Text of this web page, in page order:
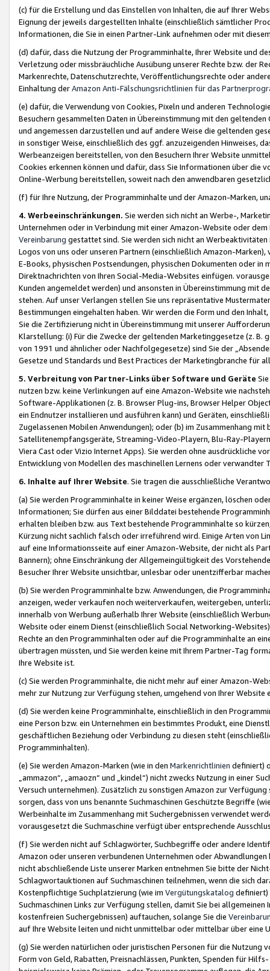
(c) für die Erstellung und das Einstellen von Inhalten, die auf Ihrer
Eignung der jeweils dargestellten Inhalte (einschließlich sämtlicher
Informationen, die Sie in einen Partner-Link aufnehmen oder mit
(d) dafür, dass die Nutzung der Programminhalte, Ihrer Website und
Verletzung oder missbräuchliche Ausübung unserer Rechte bzw. der
Markenrechte, Datenschutzrechte, Veröffentlichungsrechte oder
Einhaltung derAmazon Anti-Fälschungsrichtlinien für das
(e) dafür, die Verwendung von Cookies, Pixeln und anderen
Besuchern gesammelten Daten in Übereinstimmung mit den
und angemessen darzustellen und auf andere Weise die geltenden
in sonstiger Weise, einschließlich des ggf. anzuzeigenden Hinweises,
Werbeanzeigen bereitstellen, von den Besuchern Ihrer Website
Cookies erkennen können und dafür, dass Sie Informationen über die
Online-Werbung bereitstellen, soweit nach den anwendbaren
(f) für Ihre Nutzung, der Programminhalte und der Amazon-Marken,
4. Werbeeinschränkungen. Sie werden sich nicht an Werbe-,
Unternehmen oder in Verbindung mit einer Amazon-Website oder
Vereinbarung gestattet sind. Sie werden sich nicht an
Logos von uns oder unseren Partnern (einschließlich Amazon-
E-Books, physischen Postsendungen, physischen Dokumenten oder in
Direktnachrichten von Ihren Social-Media-Websites einfügen.
Kunden angemeldet werden) und ansonsten in Übereinstimmung mit
stehen. Auf unser Verlangen stellen Sie uns repräsentative
Bestimmungen eingehalten haben. Wir werden die Form und den
Sie die Zertifizierung nicht in Übereinstimmung mit unserer
Klarstellung: (i) Für die Zwecke der geltenden Marketinggesetze (z. B.
von 1991 und ähnlicher oder Nachfolgegesetze) sind Sie der
Gesetze und Standards und Best Practices der Marketingbranche für
5. Verbreitung von Partner-Links über Software und Geräte
nutzen bzw. keine Verlinkungen auf eine Amazon-Website wie
Software-Applikationen (z. B. Browser Plug-ins, Browser Helper
ein Endnutzer installieren und ausführen kann) und Geräten,
Zugelassenen Mobilen Anwendungen); oder (b) im Zusammenhang
Satellitenempfangsgeräte, Streaming-Video-Playern, Blu-Ray-
Viera Cast oder Vizio Internet Apps). Sie werden ohne ausdrückliche
Entwicklung von Modellen des maschinellen Lernens oder
6. Inhalte auf Ihrer Website. Sie tragen die ausschließliche
(a) Sie werden Programminhalte in keiner Weise ergänzen, löschen
Informationen; Sie dürfen aus einer Bilddatei bestehende
erhalten bleiben bzw. aus Text bestehende Programminhalte so
Kürzung nicht sachlich falsch oder irreführend wird. Einige Arten von
auf eine Informationsseite auf einer Amazon-Website, der nicht als
Bannern); ohne Einschränkung der Allgemeingültigkeit des
Besucher Ihrer Website unsichtbar, unlesbar oder unentzifferbar
(b) Sie werden Programminhalte bzw. Anwendungen, die
anzeigen, weder verkaufen noch weiterverkaufen, weitergeben,
innerhalb von Werbung außerhalb Ihrer Website (einschließlich
Website oder einem Dienst (einschließlich Social Networking-
Rechte an den Programminhalten oder auf die Programminhalte an
übertragen müssten, und Sie werden keine mit Ihrem Partner-Tag
Ihre Website ist.
(c) Sie werden Programminhalte, die nicht mehr auf einer Amazon-
mehr zur Nutzung zur Verfügung stehen, umgehend von Ihrer
(d) Sie werden keine Programminhalte, einschließlich in den
eine Person bzw. ein Unternehmen ein bestimmtes Produkt, eine
geschäftlichen Beziehung oder Verbindung zu diesen steht
Programminhalten).
(e) Sie werden Amazon-Marken (wie in den Markenrichtlinien definiert)
„ammazon“, „amaozn“ und „kindel“) nicht zwecks Nutzung in einer
Versuch unternehmen). Zusätzlich zu sonstigen Amazon zur
sorgen, dass von uns benannte Suchmaschinen Geschützte Begriffe
Werbeinhalte im Zusammenhang mit Suchergebnissen verwendet
vorausgesetzt die Suchmaschine verfügt über entsprechende
(f) Sie werden nicht auf Schlagwörter, Suchbegriffe oder andere
Amazon oder unseren verbundenen Unternehmen oder
nicht abschließende Liste unserer Marken entnehmen Sie bitte der
Schlagwortauktionen auf Suchmaschinen teilnehmen, wenn die sich
Kostenpflichtige Suchplatzierung (wie im Vergütungskatalog definiert)
Suchmaschinen Links zur Verfügung stellen, damit Sie bei
kostenfreien Suchergebnissen) auftauchen, solange Sie die
auf Ihre Website leiten und nicht unmittelbar oder mittelbar über eine
(g) Sie werden natürlichen oder juristischen Personen für die Nutzung
Form von Geld, Rabatten, Preisnachlässen, Punkten, Spenden für